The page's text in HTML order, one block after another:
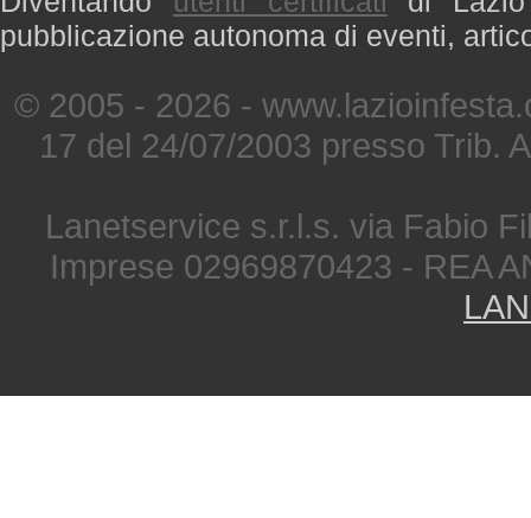
pubblicazione autonoma di eventi,
© 2005 - 2026 -
17 del 24/07/2003 presso Trib.
Lanetservice s.r.l.s. via Fabio
Imprese 02969870423 - REA